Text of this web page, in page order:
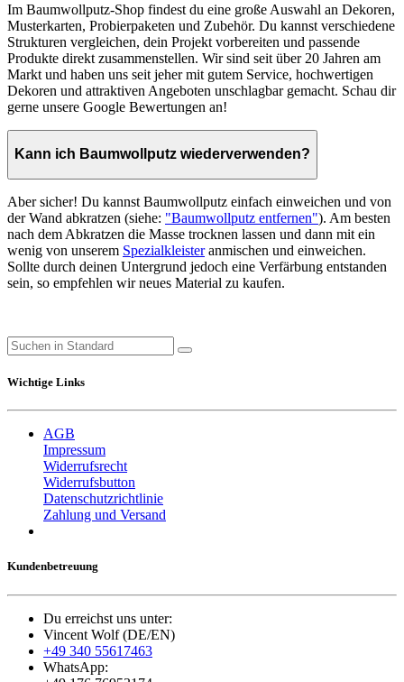
Im Baumwollputz-Shop findest du eine große Auswahl an Dekoren,
Musterkarten, Probierpaketen und Zubehör. Du kannst verschiedene
Strukturen vergleichen, dein Projekt vorbereiten und passende
Produkte direkt zusammenstellen. Wir sind seit über 20 Jahren am
Markt und haben uns seit jeher mit gutem Service, hochwertigen
Dekoren und attraktiven Angeboten unschlagbar gemacht. Schau dir
gerne unsere Google Bewertungen an!
Kann ich Baumwollputz wiederverwenden?
Aber sicher! Du kannst Baumwollputz einfach einweichen und von
der Wand abkratzen (siehe: "Baumwollputz entfernen"). Am besten
nach dem Abkratzen die Masse trocknen lassen und dann mit ein
wenig von unserem Spezialkleisteranmischen und einweichen.
Sollte durch deinen Untergrund jedoch eine Verfärbung entstanden
sein, so empfehlen wir neues Material zu kaufen.
Wichtige Links
AGB
Impressum
Widerrufsrecht
Widerrufsbutton
Datenschutzrichtlinie
Zahlung und Versand
Kundenbetreuung
Du erreichst uns unter:
Vincent Wolf (DE/EN)
+49 340 55617463
WhatsApp: